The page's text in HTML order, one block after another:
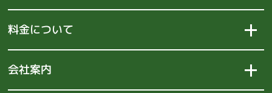
料金について
会社案内